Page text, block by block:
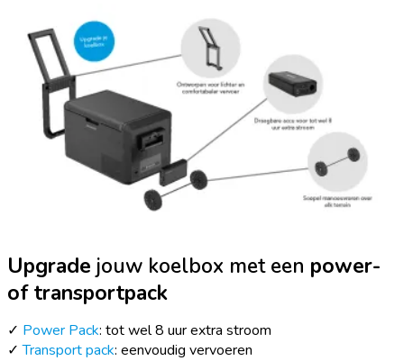
Upgrade jouw koelbox met een power-
of transportpack
✓ Power Pack: tot wel 8 uur extra stroom
✓Transport pack: eenvoudig vervoeren